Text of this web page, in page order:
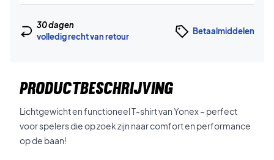
30 dagen
volledig recht van retour
Betaalmiddelen
PRODUCTBESCHRIJVING
Lichtgewicht en functioneel T-shirt van Yonex – perfect
voor spelers die op zoek zijn naar comfort en performance
op de baan!